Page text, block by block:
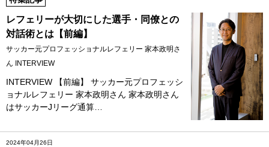
レフェリーが大切にした選手・同僚との
対話術とは【前編】
サッカー元プロフェッショナルレフェリー 家本政明さ
ん INTERVIEW
INTERVIEW 【前編】 サッカー元プロフェッシ
ョナルレフェリー 家本政明さん 家本政明さん
はサッカーJリーグ通算…
2024年04月26日